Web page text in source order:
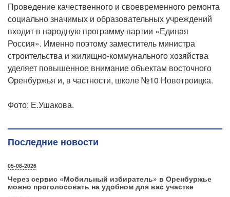
Проведение качественного и своевременного ремонта
социально значимых и образовательных учреждений
входит в народную программу партии «Единая
Россия». Именно поэтому заместитель министра
строительства и жилищно-коммунального хозяйства
уделяет повышенное внимание объектам восточного
Оренбуржья и, в частности, школе №10 Новотроицка.
Фото: Е.Ушакова.
Последние новости
05-08-2026
Через сервис «Мобильный избиратель» в Оренбуржье
можно проголосовать на удобном для вас участке